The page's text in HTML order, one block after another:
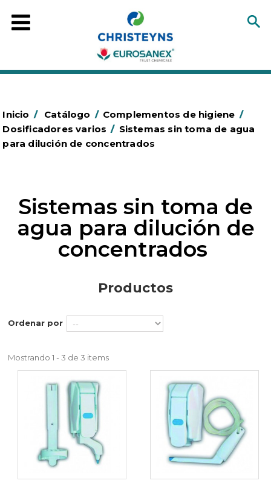
Inicio / Catálogo / Complementos de higiene /
Dosificadores varios / Sistemas sin toma de agua
para dilución de concentrados
Sistemas sin toma de
agua para dilución de
concentrados
Productos
Ordenar por
Mostrando 1 - 3 de 3 items